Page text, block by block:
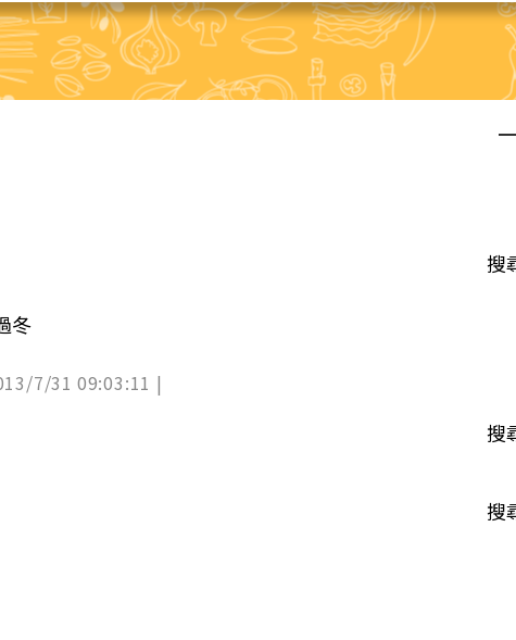
搜
冬
7/31 09:03:11 |
搜
搜